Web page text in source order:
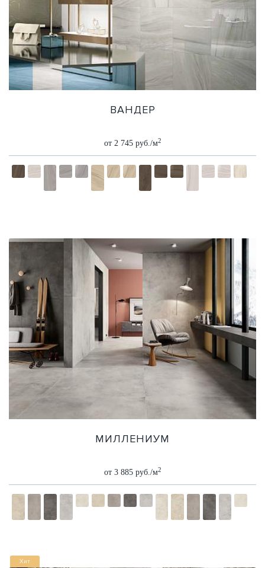
ВАНДЕР
от 2 745 руб./м2
МИЛЛЕНИУМ
от 3 885 руб./м2
Хит